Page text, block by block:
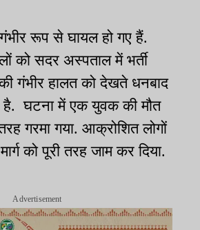
रूप से घायल हो गए हैं.
को सदर अस्पताल में भर्ती
गंभीर हालत को देखते धनबाद
है. घटना में एक युवक की मौत
गरमा गया. आक्रोशित लोगों
को पूरी तरह जाम कर दिया.
Advertisement